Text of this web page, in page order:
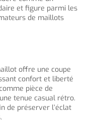
et figure parmi les
de maillots
offre une coupe
confort et liberté
pièce de
tenue casual rétro.
de préserver l’éclat